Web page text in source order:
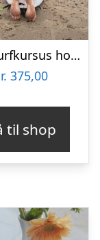
Intro surfkursus hos Thyborøn Surfcenter
375,00
til shop